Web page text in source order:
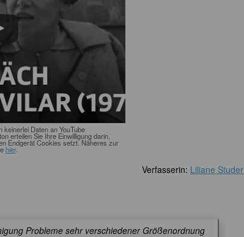
Daten an YouTube
erteilen Sie Ihre Einwilligung darin,
Endgerät Cookies setzt. Näheres zur
hier.
Verfasserin: Liliane Studer
Probleme sehr verschiedener Größenordnung